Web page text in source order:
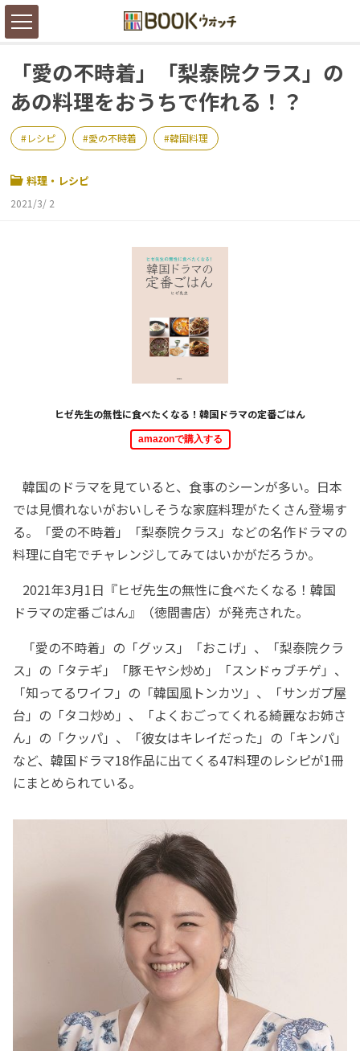
「愛の不時着」「梨泰院クラス」の
あの料理をおうちで作れる！？
レシピ 愛の不時着 韓国料理
料理・レシピ
2021/3/ 2
ヒゼ先生の無性に食べたくなる！韓国ドラマの定番ごはん
amazonで購入する
韓国のドラマを見ていると、食事のシーンが多い。日本
では見慣れないがおいしそうな家庭料理がたくさん登場す
る。「愛の不時着」「梨泰院クラス」などの名作ドラマの
料理に自宅でチャレンジしてみてはいかがだろうか。
2021年3月1日『ヒゼ先生の無性に食べたくなる！韓国
ドラマの定番ごはん』（徳間書店）が発売された。
「愛の不時着」の「グッス」「おこげ」、「梨泰院クラ
ス」の「タテギ」「豚モヤシ炒め」「スンドゥブチゲ」、
「知ってるワイフ」の「韓国風トンカツ」、「サンガプ屋
台」の「タコ炒め」、「よくおごってくれる綺麗なお姉さ
ん」の「クッパ」、「彼女はキレイだった」の「キンパ」
など、韓国ドラマ18作品に出てくる47料理のレシピが1冊
にまとめられている。